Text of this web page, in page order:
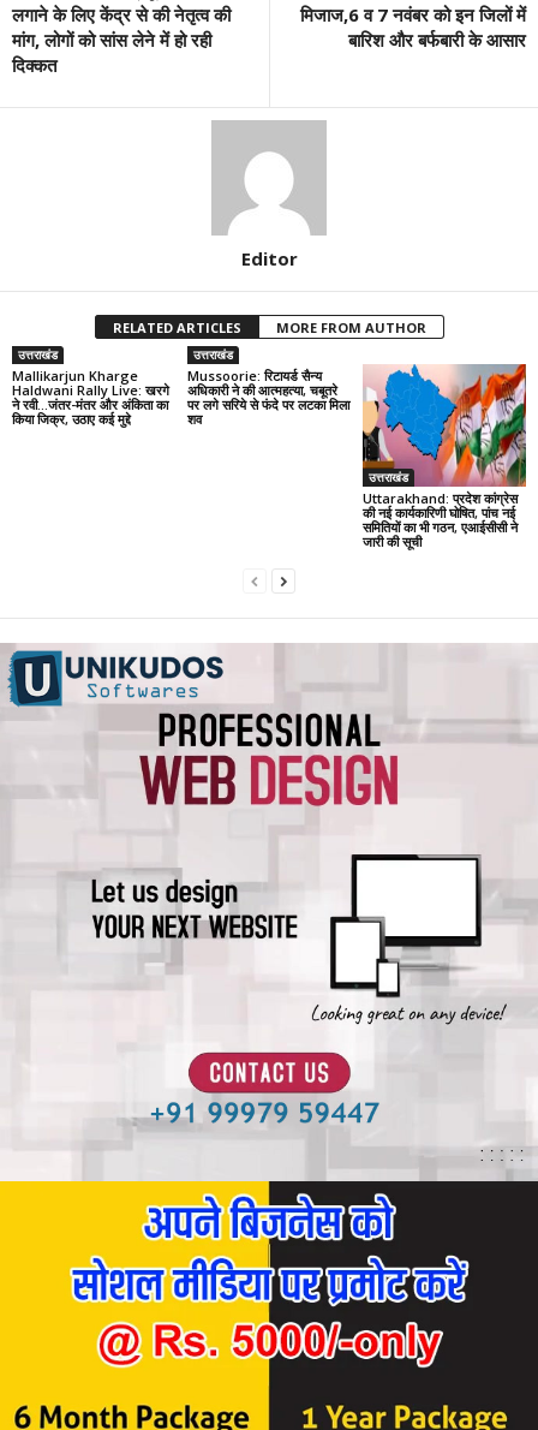
लगाने के लिए केंद्र से की नेतृत्व की
मांग, लोगों को सांस लेने में हो रही
दिक्कत
मिजाज,6 व 7 नवंबर को इन जिलों में
बारिश और बर्फबारी के आसार
Editor
RELATED ARTICLES MORE FROM AUTHOR
उत्तराखंड
Mallikarjun Kharge
Haldwani Rally Live: खरगे
ने रवी…जंतर-मंतर और अंकिता का
किया जिक्र, उठाए कई मुद्दे
उत्तराखंड
Mussoorie: रिटायर्ड सैन्य
अधिकारी ने की आत्महत्या, चबूतरे
पर लगे सरिये से फंदे पर लटका मिला
शव
उत्तराखंड
Uttarakhand: प्रदेश कांग्रेस
की नई कार्यकारिणी घोषित, पांच नई
समितियों का भी गठन, एआईसीसी ने
जारी की सूची